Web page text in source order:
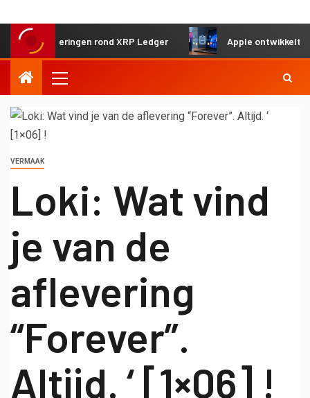
rond XRP Ledger Apple ontwikkelt gedeeld
VERMAAK
Loki: Wat vind
je van de
aflevering
“Forever”.
Altijd. ‘ [1×06] !